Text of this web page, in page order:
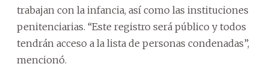
trabajan con la infancia, así como las instituciones
penitenciarias. “Este registro será público y todos
tendrán acceso a la lista de personas condenadas”,
mencionó.